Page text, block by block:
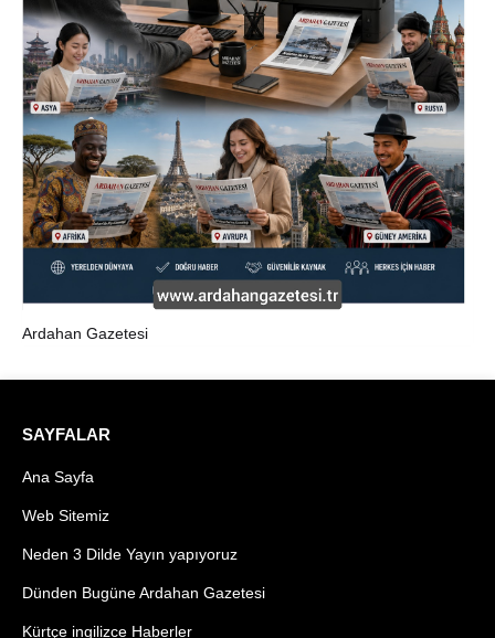
Ardahan Gazetesi
SAYFALAR
Ana Sayfa
Web Sitemiz
Neden 3 Dilde Yayın yapıyoruz
Dünden Bugüne Ardahan Gazetesi
Kürtçe ingilizce Haberler